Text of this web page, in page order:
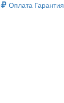
Оплата Гарантия